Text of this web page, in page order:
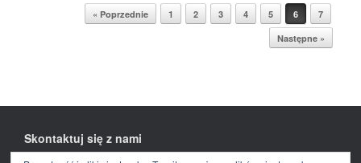
Post navigation« Poprzednie 1 2 3 4 5 6
7
Następne »
Skontaktuj się z nami